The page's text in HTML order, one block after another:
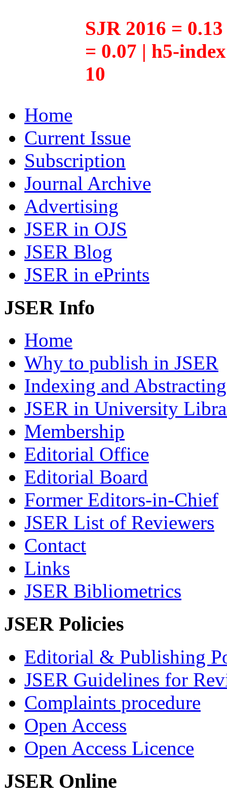
SJR 2016 =
= 0.07 | h5-
10
Home
Current Issue
Subscription
Journal Archive
Advertising
JSER in OJS
JSER Blog
JSER in ePrints
JSER Info
Home
Why to publish in JSER
Indexing and Abstracting
JSER in University
Membership
Editorial Office
Editorial Board
Former Editors-in-Chief
JSER List of Reviewers
Contact
Links
JSER Bibliometrics
JSER Policies
Editorial & Publishing
JSER Guidelines for
Complaints procedure
Open Access
Open Access Licence
JSER Online